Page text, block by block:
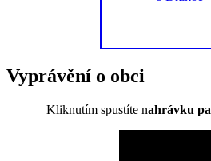
Vyprávění o obci
Kliknutím spustíte nahrávku